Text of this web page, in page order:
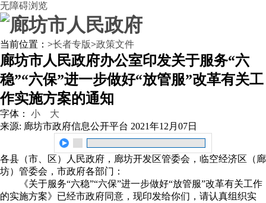
无障碍浏览
当前位置： >长者专版>政策文件
廊坊市人民政府办公室印发关于服务“六
稳”“六保”进一步做好“放管服”改革有关工
作实施方案的通知
字体： 小
大
来源: 廊坊市政府信息公开平台 2021年12月07日
各县（市、区）人民政府，廊坊开发区管委会，临空经济区（廊
坊）管委会，市政府各部门：
《关于服务“六稳”“六保”进一步做好“放管服”改革有关工作
的实施方案》已经市政府同意，现印发给你们，请认真组织实